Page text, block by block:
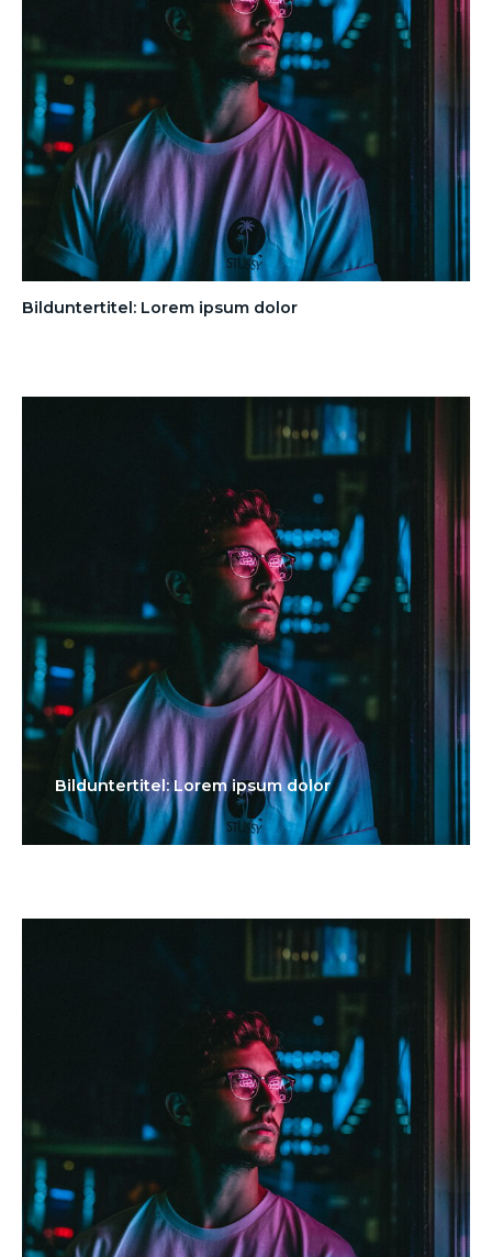
Bilduntertitel: Lorem ipsum dolor
Bilduntertitel: Lorem ipsum dolor